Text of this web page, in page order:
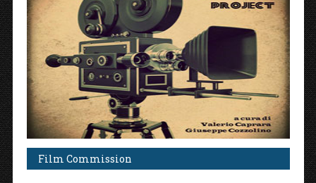
Film Commission